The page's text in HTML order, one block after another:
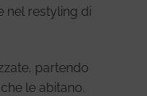
nel restyling di
partendo
le abitano.